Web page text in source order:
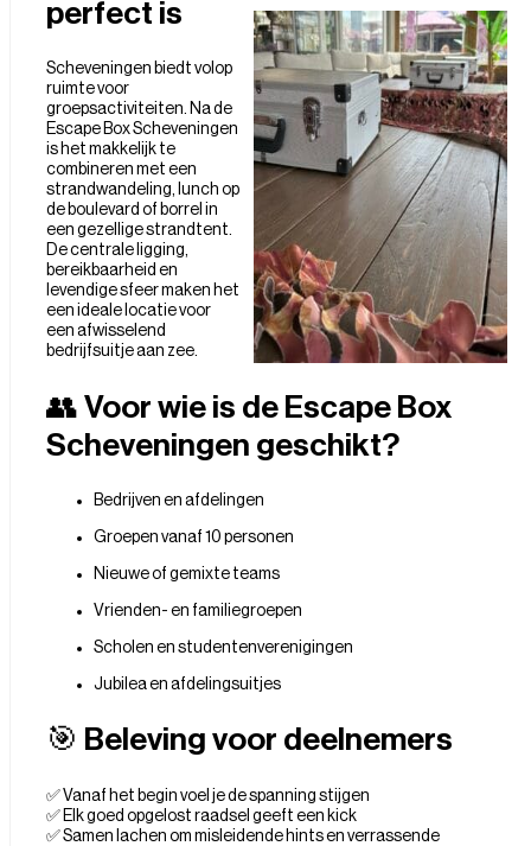
perfect is
Scheveningen biedt volop
ruimte voor
groepsactiviteiten. Na de
Escape Box Scheveningen
is het makkelijk te
combineren met een
strandwandeling, lunch op
de boulevard of borrel in
een gezellige strandtent.
De centrale ligging,
bereikbaarheid en
levendige sfeer maken het
een ideale locatie voor
een afwisselend
bedrijfsuitje aan zee.
👥 Voor wie is de Escape Box
Scheveningen geschikt?
Bedrijven en afdelingen
Groepen vanaf 10 personen
Nieuwe of gemixte teams
Vrienden- en familiegroepen
Scholen en studentenverenigingen
Jubilea en afdelingsuitjes
🎯 Beleving voor deelnemers
✅ Vanaf het begin voel je de spanning stijgen
✅ Elk goed opgelost raadsel geeft een kick
✅ Samen lachen om misleidende hints en verrassende